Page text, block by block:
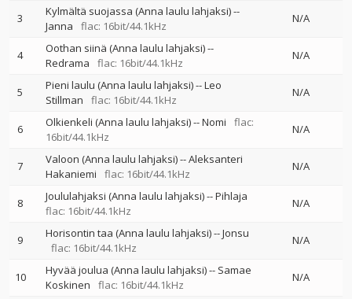
3 Kylmältä suojassa (Anna laulu lahjaksi)--
Janna
flac: 16bit/44.1kHz
N/A
4 Oothan siinä (Anna laulu lahjaksi)--
Redrama
flac: 16bit/44.1kHz
N/A
5 Pieni laulu (Anna laulu lahjaksi)--Leo
Stillman
flac: 16bit/44.1kHz
N/A
6 Olkienkeli (Anna laulu lahjaksi)--Nomi
flac:
16bit/44.1kHz
N/A
7 Valoon (Anna laulu lahjaksi)--Aleksanteri
Hakaniemi
flac: 16bit/44.1kHz
N/A
8 Joululahjaksi (Anna laulu lahjaksi)--Pihlaja
flac: 16bit/44.1kHz
N/A
9 Horisontin taa (Anna laulu lahjaksi)--Jonsu
flac: 16bit/44.1kHz
N/A
10 Hyvää joulua (Anna laulu lahjaksi)-- Samae
Koskinen
flac: 16bit/44.1kHz
N/A